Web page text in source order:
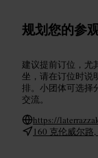
规划您的参
建议提前订位，尤
坐，请在订位时说
排。小团体可选择
交流。
https://
160 克伦威尔路